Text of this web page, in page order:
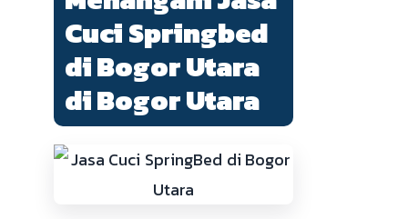
Cuci Springbed
di Bogor Utara
di Bogor Utara